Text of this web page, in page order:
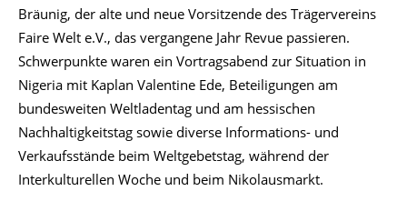
Bräunig, der alte und neue Vorsitzende des Trägervereins
Faire Welt e.V., das vergangene Jahr Revue passieren.
Schwerpunkte waren ein Vortragsabend zur Situation in
Nigeria mit Kaplan Valentine Ede, Beteiligungen am
bundesweiten Weltladentag und am hessischen
Nachhaltigkeitstag sowie diverse Informations- und
Verkaufsstände beim Weltgebetstag, während der
Interkulturellen Woche und beim Nikolausmarkt.